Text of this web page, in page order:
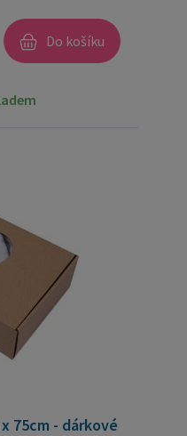
Do košíku
75cm - dárkové